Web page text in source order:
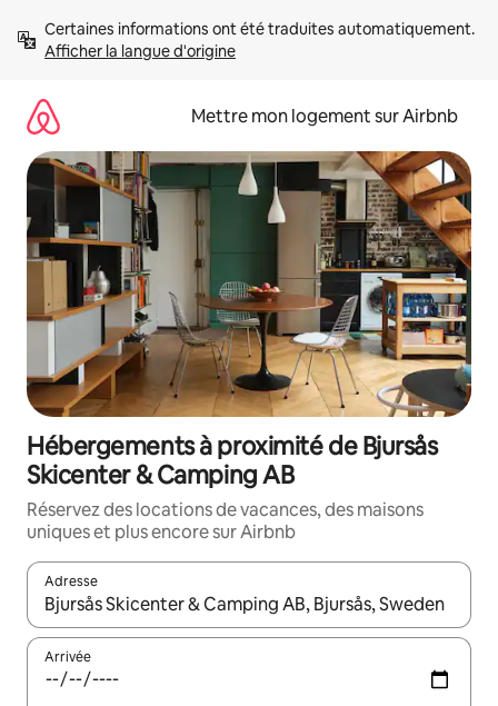
directement
Afficher la langue d'origine
Mettre mon logement sur Airbnb
Hébergements à proximité de Bjursås
Skicenter & Camping AB
Réservez des locations de vacances, des maisons
uniques et plus encore sur Airbnb
Adresse
Lorsque les résultats s'affichent, utilisez les flèches vers le
Arrivée